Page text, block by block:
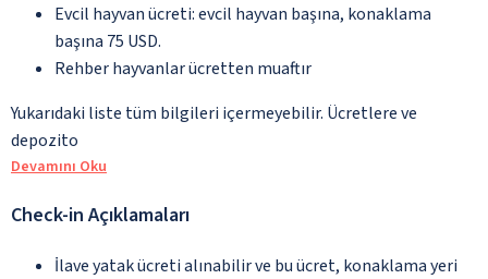
Evcil hayvan ücreti: evcil hayvan başına, konaklama
başına 75 USD.
Rehber hayvanlar ücretten muaftır
Yukarıdaki liste tüm bilgileri içermeyebilir. Ücretlere ve
depozito
Devamını Oku
Check-in Açıklamaları
İlave yatak ücreti alınabilir ve bu ücret, konaklama yeri